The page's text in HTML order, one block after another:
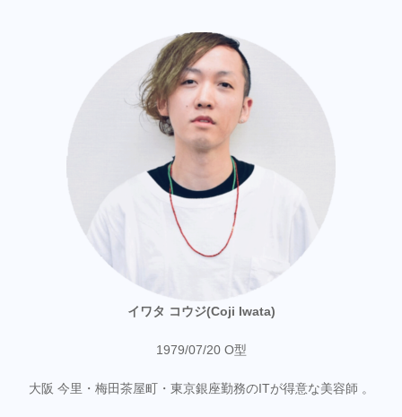
イワタ コウジ(Coji Iwata)
1979/07/20 O型
大阪 今里・梅田茶屋町・東京銀座勤務のITが得意な美容師 。